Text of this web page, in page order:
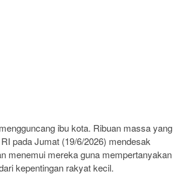
ibu kota. Ribuan massa yang
pada Jumat (19/6/2026) mendesak
menemui mereka guna mempertanyakan
kepentingan rakyat kecil.